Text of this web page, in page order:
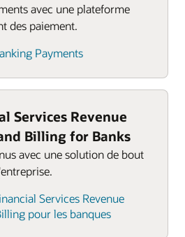
avec une plateforme
des paiement.
Payments
Services Revenue
Billing for Banks
avec une solution de bout
Services Revenue
pour les banques